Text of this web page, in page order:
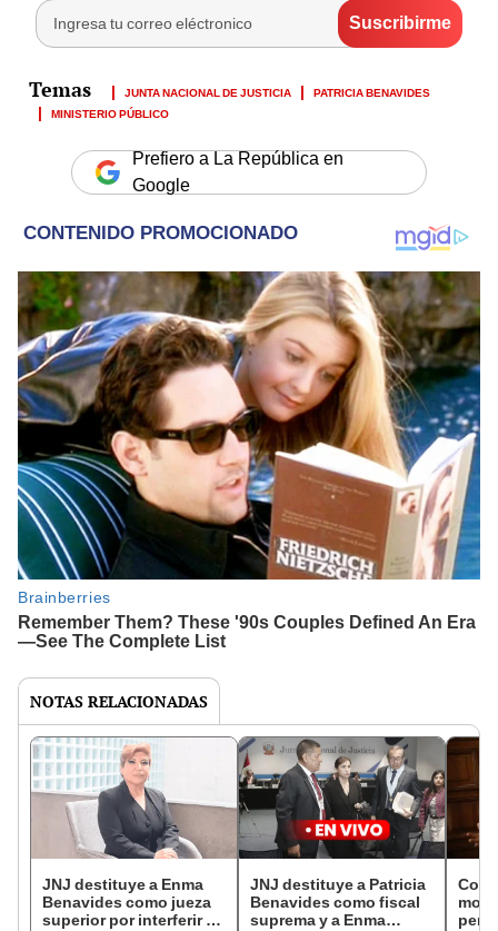
JUNTA NACIONAL DE JUSTICIA
PATRICIA BENAVIDES
MINISTERIO PÚBLICO
Prefiero a La República en
Google
NOTAS RELACIONADAS
JNJ destituye a Enma
Benavides como jueza
superior por interferir en
JNJ destituye a Patricia
Benavides como fiscal
suprema y a Enma